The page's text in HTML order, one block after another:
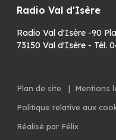
Radio Val d'Isère
Radio Val d'Isère -90
73150 Val d'Isère - Tél.
Plan de site | Mentions
Politique relative aux
Réalisé par Félix